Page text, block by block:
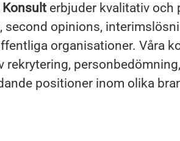
Konsult erbjuder kvalitativ och
second opinions,
organisationer. Våra
rekrytering,
positioner inom olika